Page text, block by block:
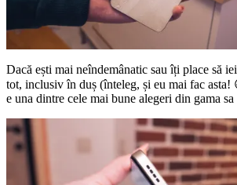
Dacă ești mai neîndemânatic sau îți place să
tot, inclusiv în duș (înteleg, și eu mai fac asta!
e una dintre cele mai bune alegeri din gama sa